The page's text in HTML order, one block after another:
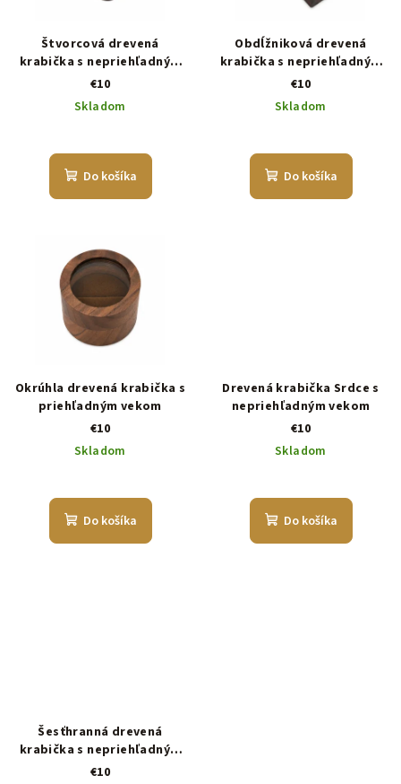
Štvorcová drevená
krabička s nepriehľadným
vekom
€10
Skladom
Do košíka
Obdĺžniková drevená
krabička s nepriehľadným
vekom
€10
Skladom
Do košíka
Okrúhla drevená krabička s
priehľadným vekom
€10
Skladom
Do košíka
Drevená krabička Srdce s
nepriehľadným vekom
€10
Skladom
Do košíka
Šesťhranná drevená
krabička s nepriehľadným
vekom
€10